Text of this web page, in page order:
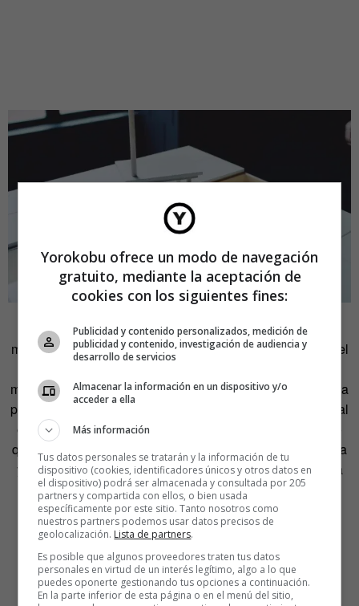
Después de colaborar estrechamente con perfiles del
mundo de la publicidad, Merche Alcalá ha entendido que el
marca. No se trata de crear relatos que se difuminan en una
pantalla, sino de generar experiencias espaciales. «El local
o el objeto puede ser una de las patas de un producto. Lo
que hacemos es experimentar espacialmente: bajar la idea
y ponerla para que el usuario interactúe con ella de forma
analógica, sin digitalismos», explica. Es creatividad sin
prejuicios, donde el diseño se convierte en un motor de
valor y beneficio real para las marcas.
Insistencia
Yorokobu ofrece un modo de navegación
gratuito, mediante la aceptación de
cookies con los siguientes fines:
Publicidad y contenido personalizados, medición de
publicidad y contenido, investigación de audiencia y
desarrollo de servicios
Almacenar la información en un dispositivo y/o
acceder a ella
Más información
Tus datos personales se tratarán y la información de tu
dispositivo (cookies, identificadores únicos y otros datos en
el dispositivo) podrá ser almacenada y consultada por 205
partners y compartida con ellos, o bien usada
específicamente por este sitio. Tanto nosotros como
nuestros partners podemos usar datos precisos de
geolocalización. Lista de partners.
Es posible que algunos proveedores traten tus datos
personales en virtud de un interés legítimo, algo a lo que
puedes oponerte gestionando tus opciones a continuación.
En la parte inferior de esta página o en el menú del sitio,